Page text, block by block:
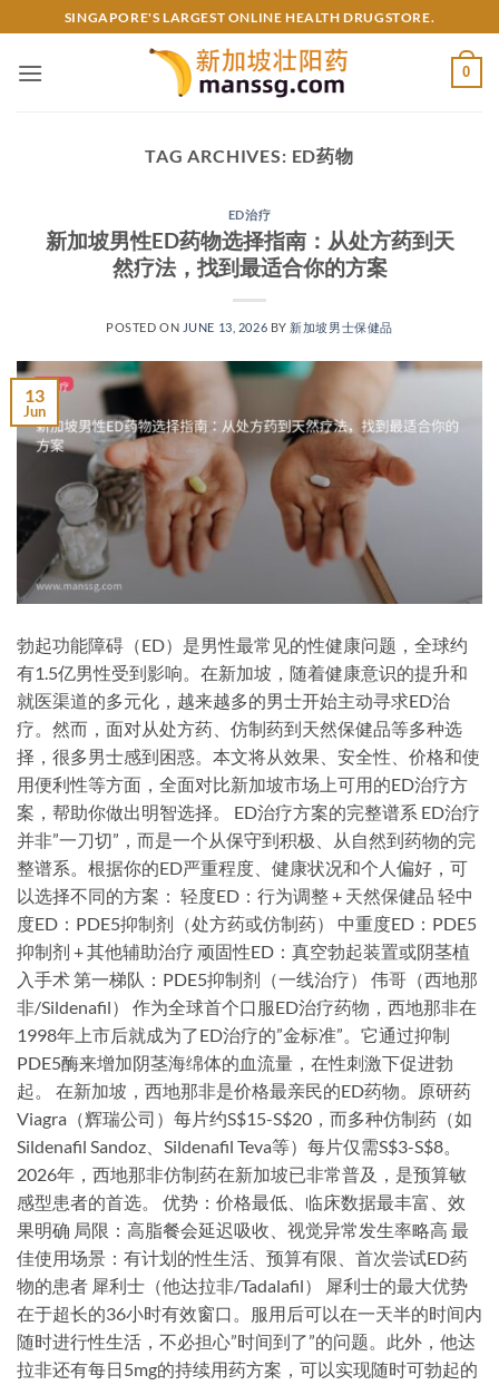
to
content
SINGAPORE'S LARGEST ONLINE HEALTH DRUGSTORE.
0
TAG ARCHIVES: ED药物
ED治疗
新加坡男性ED药物选择指南：从处方药到天
然疗法，找到最适合你的方案
POSTED ON JUNE 13, 2026 BY 新加坡男士保健品
13
Jun
勃起功能障碍（ED）是男性最常见的性健康问题，全球约
有1.5亿男性受到影响。在新加坡，随着健康意识的提升和
就医渠道的多元化，越来越多的男士开始主动寻求ED治
疗。然而，面对从处方药、仿制药到天然保健品等多种选
择，很多男士感到困惑。本文将从效果、安全性、价格和使
用便利性等方面，全面对比新加坡市场上可用的ED治疗方
案，帮助你做出明智选择。 ED治疗方案的完整谱系 ED治疗
并非”一刀切”，而是一个从保守到积极、从自然到药物的完
整谱系。根据你的ED严重程度、健康状况和个人偏好，可
以选择不同的方案： 轻度ED：行为调整 + 天然保健品 轻中
度ED：PDE5抑制剂（处方药或仿制药） 中重度ED：PDE5
抑制剂 + 其他辅助治疗 顽固性ED：真空勃起装置或阴茎植
入手术 第一梯队：PDE5抑制剂（一线治疗） 伟哥（西地那
非/Sildenafil） 作为全球首个口服ED治疗药物，西地那非在
1998年上市后就成为了ED治疗的”金标准”。它通过抑制
PDE5酶来增加阴茎海绵体的血流量，在性刺激下促进勃
起。 在新加坡，西地那非是价格最亲民的ED药物。原研药
Viagra（辉瑞公司）每片约S$15-S$20，而多种仿制药（如
Sildenafil Sandoz、Sildenafil Teva等）每片仅需S$3-S$8。
2026年，西地那非仿制药在新加坡已非常普及，是预算敏
感型患者的首选。 优势：价格最低、临床数据最丰富、效
果明确 局限：高脂餐会延迟吸收、视觉异常发生率略高 最
佳使用场景：有计划的性生活、预算有限、首次尝试ED药
物的患者 犀利士（他达拉非/Tadalafil） 犀利士的最大优势
在于超长的36小时有效窗口。服用后可以在一天半的时间内
随时进行性生活，不必担心”时间到了”的问题。此外，他达
拉非还有每日5mg的持续用药方案，可以实现随时可勃起的